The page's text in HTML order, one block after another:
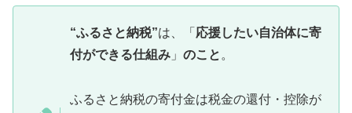
“ふるさと納税”は、「 応援したい自治体に寄
付ができる仕組み 」 のこと 。
ふるさと納税の寄付金は税金の還付・控除が